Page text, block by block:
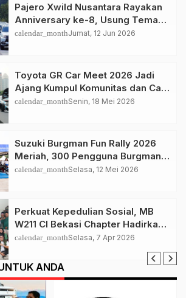
Pajero Xwild Nusantara Rayakan
Anniversary ke-8, Usung Tema
“Strong Together, Moving With
calendar_monthJumat, 12 Jun 2026
Toyota GR Car Meet 2026 Jadi
Ajang Kumpul Komunitas dan Car
Culture Terbesar di Indonesia
calendar_monthSenin, 18 Mei 2026
Suzuki Burgman Fun Rally 2026
Meriah, 300 Pengguna Burgman
Ramaikan Bekasi
calendar_monthSelasa, 12 Mei 2026
Perkuat Kepedulian Sosial, MB
W211 CI Bekasi Chapter Hadirkan
Program ‘1 Mushaf Sejuta
calendar_monthSelasa, 7 Apr 2026
ANDA